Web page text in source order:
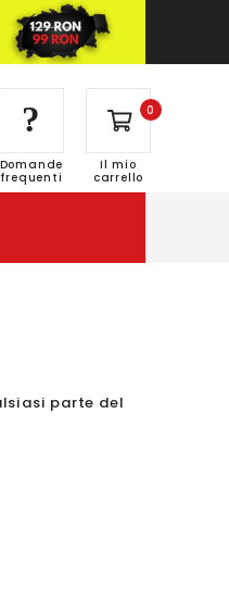
0
Il mio
carrello
?
Domande
frequenti
parte del